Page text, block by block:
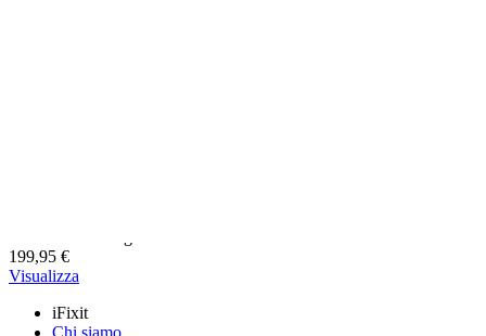
199,95 €
Visualizza
iFixit
Chi siamo